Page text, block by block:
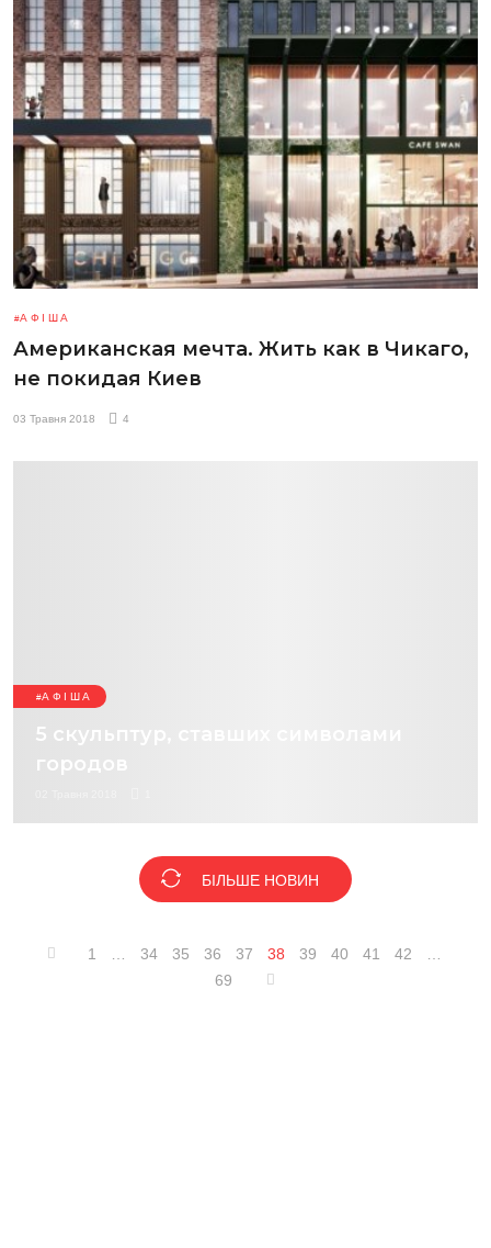
АФІША
Американская мечта. Жить как в Чикаго,
не покидая Киев
03 Травня 2018 4
АФІША
5 скульптур, ставших символами
городов
БІЛЬШЕ НОВИН
1 34 35 36 37 38 39 40 41 42
69